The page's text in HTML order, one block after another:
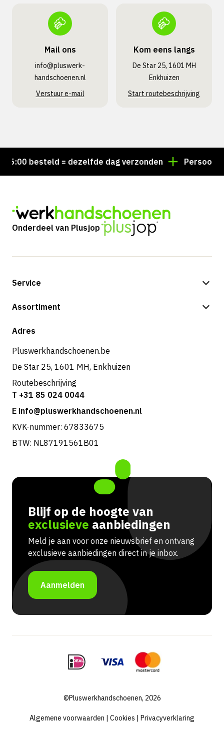
Mail ons
info@pluswerk­
handschoenen.nl
Verstuur e-mail
Kom eens langs
De Star 25, 1601 MH
Enkhuizen
Start routebeschrijving
besteld = dezelfde dag verzonden Persoonlijk
Onderdeel van Plusjop
Service
Betalingsmogelijkheden
Retouren & service
Assortiment
Shop
Adres
Pluswerkhandschoenen.be
De Star 25, 1601 MH, Enkhuizen
Routebeschrijving
T +31 85 024 0044
E info@pluswerkhandschoenen.nl
KVK-nummer: 67833675
BTW: NL87191561B01
Blijf op de hoogte van
exclusieve aanbiedingen
Meld je aan voor onze nieuwsbrief en ontvang
exclusieve aanbiedingen direct in je inbox.
Aanmelden
©Pluswerkhandschoenen, 2026
Algemene voorwaarden | Cookies | Privacyverklaring